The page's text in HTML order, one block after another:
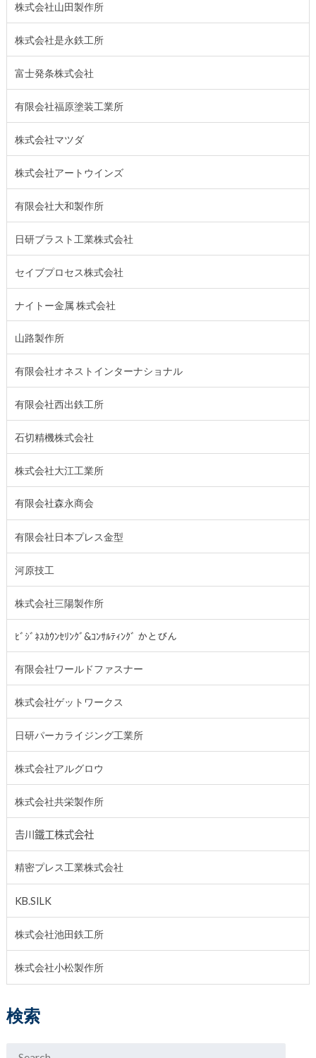
株式会社山田製作所
株式会社是永鉄工所
富士発条株式会社
有限会社福原塗装工業所
株式会社マツダ
株式会社アートウインズ
有限会社大和製作所
日研ブラスト工業株式会社
セイブプロセス株式会社
ナイトー金属 株式会社
山路製作所
有限会社オネストインターナショナル
有限会社西出鉄工所
石切精機株式会社
株式会社大江工業所
有限会社森永商会
有限会社日本プレス金型
河原技工
株式会社三陽製作所
ﾋﾞｼﾞﾈｽｶｳﾝｾﾘﾝｸﾞ&ｺﾝｻﾙﾃｨﾝｸﾞ かとびん
有限会社ワールドファスナー
株式会社ゲットワークス
日研パーカライジング工業所
株式会社アルグロウ
株式会社共栄製作所
𠮷川鐵工株式会社
精密プレス工業株式会社
KB.SILK
株式会社池田鉄工所
株式会社小松製作所
検索